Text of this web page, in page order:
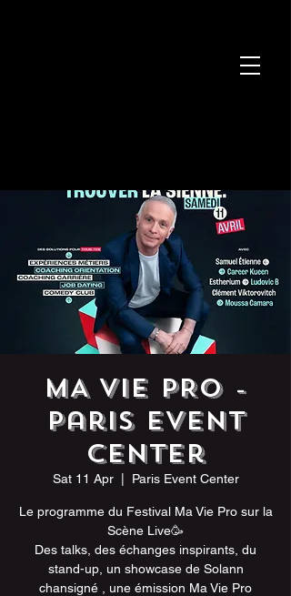
MA VIE PRO -
Paris Event
Center
Sat 11 Apr
  |
Paris Event Center
Le programme du Festival Ma Vie Pro sur la
Scène Live🥳
Des talks, des échanges inspirants, du
stand-up, un showcase de Solann
chansigné , une émission Ma Vie Pro